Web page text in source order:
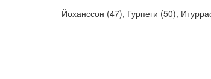
Йоханссон (47), Гурпеги (50),